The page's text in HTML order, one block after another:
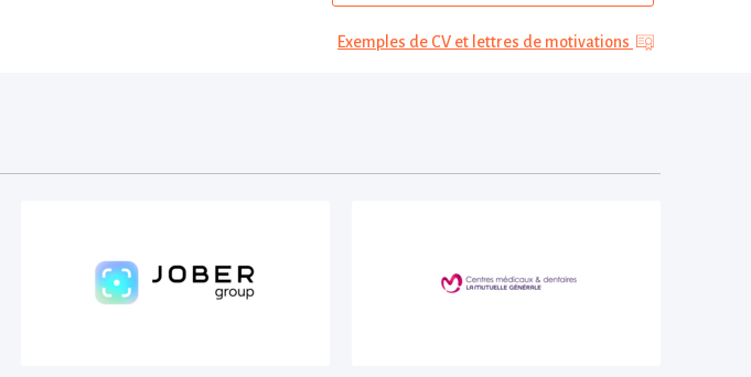
Exemples de CV et lettres de motivations